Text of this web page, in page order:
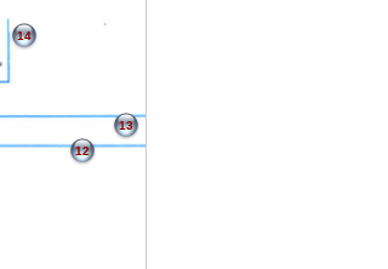
12
13
14